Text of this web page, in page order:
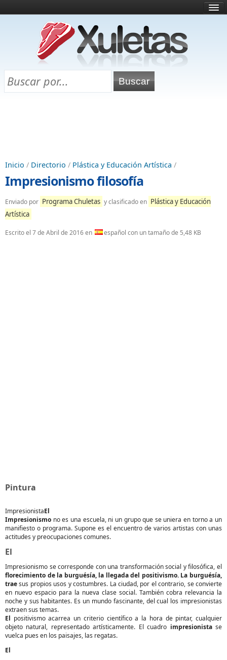
¿Qué es esto?
Directorio
Chuletas para exámenes
Inicio / Directorio / Plástica y Educación Artística /
Impresionismo filosofía
Enviado por Programa Chuletas y clasificado en Plástica y Educación
Artística
Escrito el 7 de Abril de 2016en español con un tamaño de 5,48 KB
Pintura
ImpresionistaEl
Impresionismo no es una escuela, ni un grupo que se uniera en torno a un
manifiesto o programa. Supone es el encuentro de varios artistas con unas
actitudes y preocupaciones comunes.
El
Impresionismo se corresponde con una transformación social y filosófica, el
florecimiento de la burguésía, la llegada del positivismo. La burguésía,
traesus propios usos y costumbres. La ciudad, por el contrario, se convierte
en nuevo espacio para la nueva clase social. También cobra relevancia la
noche y sus habitantes. Es un mundo fascinante, del cual los impresionistas
extraen sus temas.
El positivismo acarrea un criterio científico a la hora de pintar, cualquier
objeto natural, representado artísticamente. El cuadro impresionistase
vuelca pues en los paisajes, las regatas.
El